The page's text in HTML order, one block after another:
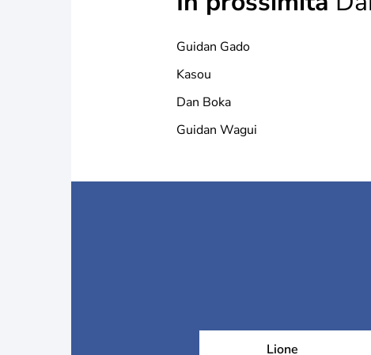
Guidan Gado
Kasou
Dan Boka
Guidan Wagui
Lione